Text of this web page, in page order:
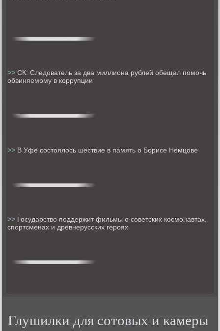
>>СК: Следователь за два миллиона рублей обещал помочь
обвиняемому в коррупции
>> В Уфе состоялось шествие в память о Борисе Немцове
>> Государство поддержит фильмы о советских космонавтах,
спортсменах и древнерусских героях
Глушилки для сотовых и камеры